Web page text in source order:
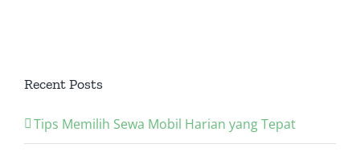
Recent Posts
Tips Memilih Sewa Mobil Harian yang Tepat